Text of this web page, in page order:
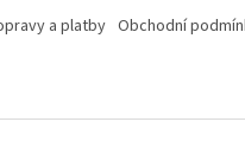
a platby Obchodní